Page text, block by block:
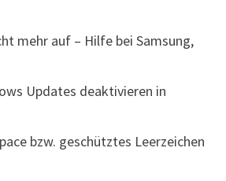
mehr auf – Hilfe bei Samsung,
Updates deaktivieren in
bzw. geschütztes Leerzeichen